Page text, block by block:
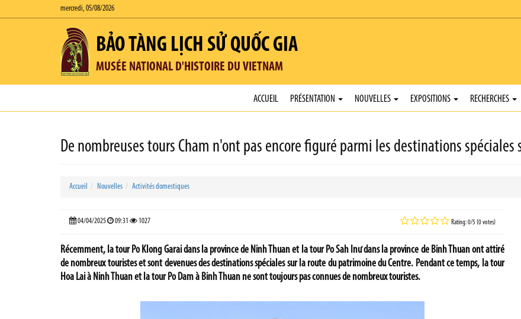
mercredi, 05/08/2026
BẢO TÀNG LỊCH SỬ QUỐC GIA
MUSÉE NATIONAL D'HISTOIRE DU VIETNAM
ACCUEIL PRÉSENTATION NOUVELLES EXPOSITIONS RECHERCHES
De nombreuses tours Cham n'ont pas encore figuré parmi les destinations
Accueil Nouvelles Activités domestiques
04/04/2025 09:31 1027 Rating: 0/5 (0 votes)
Récemment, la tour Po Klong Garai dans la province de Ninh Thuan et la tour Po Sah Inư dans la province de Binh Thuan ont attiré
de nombreux touristes et sont devenues des destinations spéciales sur la route du patrimoine du Centre. Pendant ce temps, la tour
Hoa Lai à Ninh Thuan et la tour Po Dam à Binh Thuan ne sont toujours pas connues de nombreux touristes.